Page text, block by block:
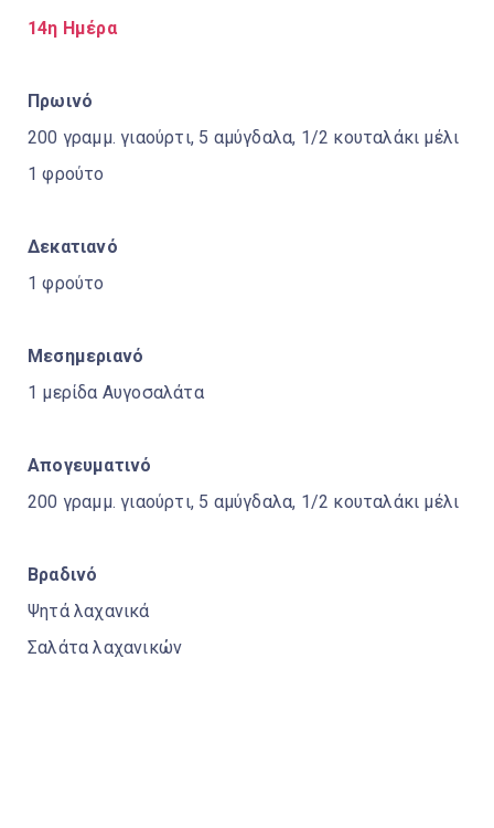
14η Ημέρα
Πρωινό
200 γραμμ. γιαούρτι, 5 αμύγδαλα, 1/2 κουταλάκι μέλι
1 φρούτο
Δεκατιανό
1 φρούτο
Μεσημεριανό
1 μερίδα Αυγοσαλάτα
Απογευματινό
200 γραμμ. γιαούρτι, 5 αμύγδαλα, 1/2 κουταλάκι μέλι
Βραδινό
Ψητά λαχανικά
Σαλάτα λαχανικών